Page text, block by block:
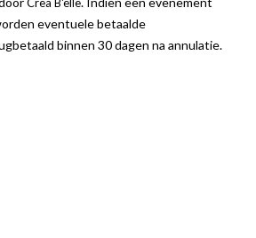
eventuele betaalde
binnen 30 dagen na annulatie.